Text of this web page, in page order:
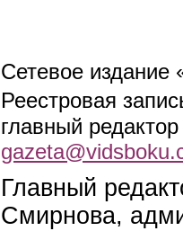
Сетевое издание
Реестровая
главный
Главный
Смирнова,